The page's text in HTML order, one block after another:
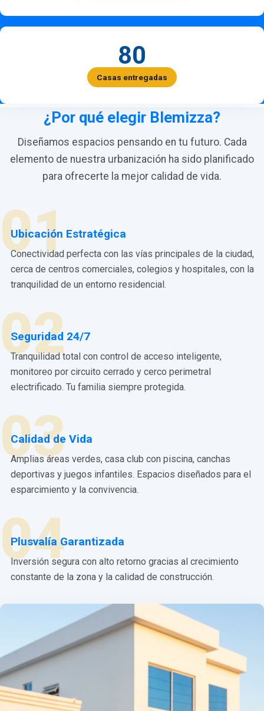
80
Casas entregadas
¿Por qué elegir Blemizza?
Diseñamos espacios pensando en tu futuro. Cada
elemento de nuestra urbanización ha sido planificado
para ofrecerte la mejor calidad de vida.
01
Ubicación Estratégica
Conectividad perfecta con las vías principales de la ciudad,
cerca de centros comerciales, colegios y hospitales, con la
tranquilidad de un entorno residencial.
02
Seguridad 24/7
Tranquilidad total con control de acceso inteligente,
monitoreo por circuito cerrado y cerco perimetral
electrificado. Tu familia siempre protegida.
03
Calidad de Vida
Amplias áreas verdes, casa club con piscina, canchas
deportivas y juegos infantiles. Espacios diseñados para el
esparcimiento y la convivencia.
04
Plusvalía Garantizada
Inversión segura con alto retorno gracias al crecimiento
constante de la zona y la calidad de construcción.